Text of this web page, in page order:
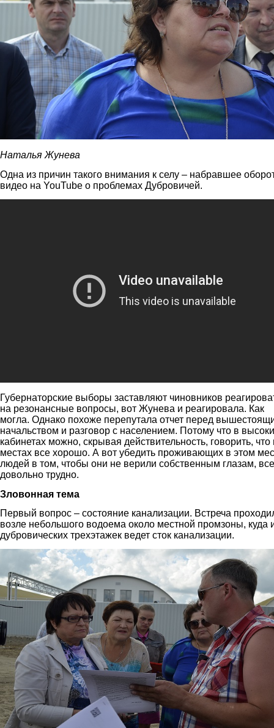
Наталья Жунева
Одна из причин такого внимания к селу – набравшее
видео на YouTube о проблемах Дубровичей.
Губернаторские выборы заставляют чиновников
на резонансные вопросы, вот Жунева и реагировала. Как
могла. Однако похоже перепутала отчет перед
начальством и разговор с населением. Потому что в
кабинетах можно, скрывая действительность, говорить, что
местах все хорошо. А вот убедить проживающих в этом
людей в том, чтобы они не верили собственным глазам,
довольно трудно.
Зловонная тема
Первый вопрос – состояние канализации. Встреча
возле небольшого водоема около местной промзоны, куда
дубровических трехэтажек ведет сток канализации.